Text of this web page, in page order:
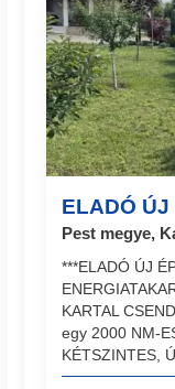
ELADÓ ÚJ
Pest megye,
***ELADÓ ÚJ
KARTAL
egy 2000 NM-
KÉTSZINTES,